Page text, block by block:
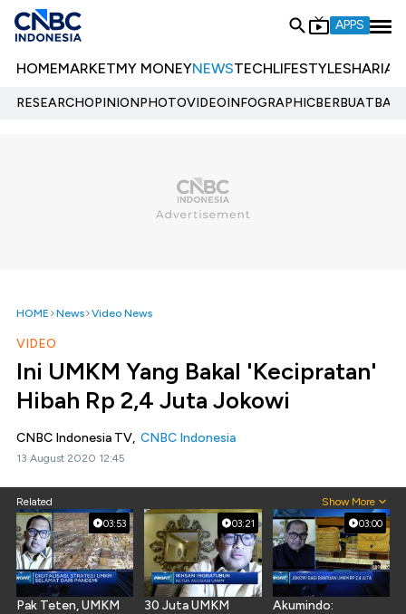
APPS
HOMEMARKETMY MONEYNEWSTECHLIFESTYLESHARIA
RESEARCHOPINIONPHOTOVIDEOINFOGRAPHIC
HOME News Video News
VIDEO
Ini UMKM Yang Bakal 'Kecipratan'
Hibah Rp 2,4 Juta Jokowi
CNBC Indonesia TV, CNBC Indonesia
13 August 2020 12:45
Related Show More
03:53
Pak Teten, UMKM
03:21
30 Juta UMKM
03:00
Akumindo: